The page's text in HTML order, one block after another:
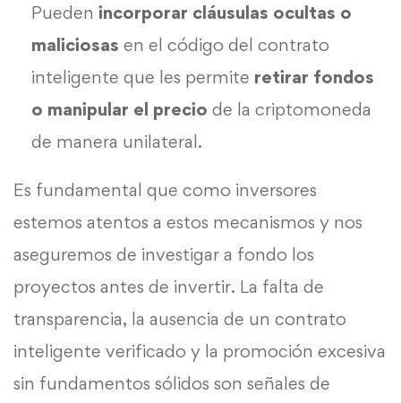
Pueden incorporar cláusulas ocultas o
maliciosas en el código del contrato
inteligente que les permite retirar fondos
o manipular el precio de la criptomoneda
de manera unilateral.
Es fundamental que como inversores
estemos atentos a estos mecanismos y nos
aseguremos de investigar a fondo los
proyectos antes de invertir. La falta de
transparencia, la ausencia de un contrato
inteligente verificado y la promoción excesiva
sin fundamentos sólidos son señales de